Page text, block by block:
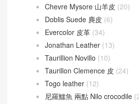
Chevre Mysore 山羊皮 (20)
Doblis Suede 麂皮 (6)
Evercolor 皮革 (34)
Jonathan Leather (13)
Taurillion Novillo (10)
Taurillon Clemence 皮 (24)
Togo leather (12)
尼羅鱷魚 兩點 Nilo crocodile